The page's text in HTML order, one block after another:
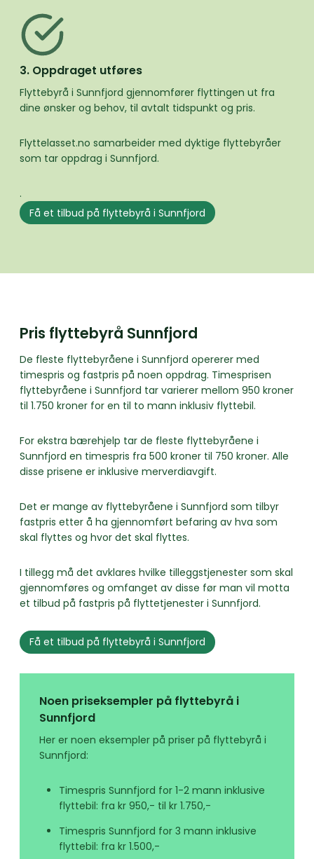
3. Oppdraget utføres
Flyttebyrå i Sunnfjord gjennomfører flyttingen ut fra
dine ønsker og behov, til avtalt tidspunkt og pris.
Flyttelasset.no samarbeider med dyktige flyttebyråer
som tar oppdrag i Sunnfjord.
.
Få et tilbud på flyttebyrå i Sunnfjord
Pris flyttebyrå Sunnfjord
De fleste flyttebyråene i Sunnfjord opererer med
timespris og fastpris på noen oppdrag. Timesprisen
flyttebyråene i Sunnfjord tar varierer mellom 950 kroner
til 1.750 kroner for en til to mann inklusiv flyttebil.
For ekstra bærehjelp tar de fleste flyttebyråene i
Sunnfjord en timespris fra 500 kroner til 750 kroner. Alle
disse prisene er inklusive merverdiavgift.
Det er mange av flyttebyråene i Sunnfjord som tilbyr
fastpris etter å ha gjennomført befaring av hva som
skal flyttes og hvor det skal flyttes.
I tillegg må det avklares hvilke tilleggstjenester som skal
gjennomføres og omfanget av disse før man vil motta
et tilbud på fastpris på flyttetjenester i Sunnfjord.
Få et tilbud på flyttebyrå i Sunnfjord
Noen priseksempler på flyttebyrå i
Sunnfjord
Her er noen eksempler på priser på flyttebyrå i
Sunnfjord:
Timespris Sunnfjord for 1-2 mann inklusive
flyttebil: fra kr 950,- til kr 1.750,-
Timespris Sunnfjord for 3 mann inklusive
flyttebil: fra kr 1.500,-